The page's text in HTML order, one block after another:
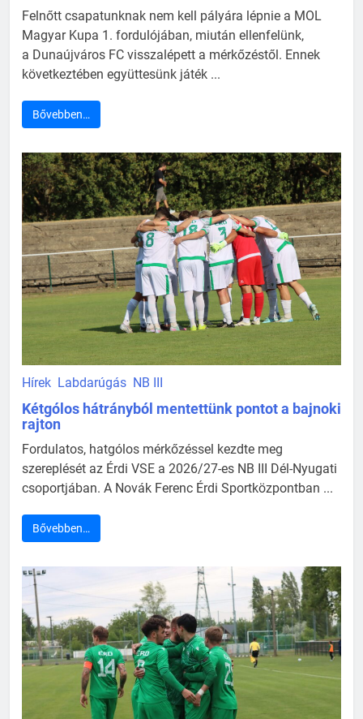
Felnőtt csapatunknak nem kell pályára lépnie a MOL
Magyar Kupa 1. fordulójában, miután ellenfelünk,
a Dunaújváros FC visszalépett a mérkőzéstől. Ennek
következtében együttesünk játék ...
Bővebben…
Hírek Labdarúgás NB III
Kétgólos hátrányból mentettünk pontot a bajnoki
rajton
Fordulatos, hatgólos mérkőzéssel kezdte meg
szereplését az Érdi VSE a 2026/27-es NB III Dél-Nyugati
csoportjában. A Novák Ferenc Érdi Sportközpontban ...
Bővebben…